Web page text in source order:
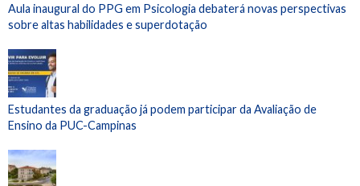
Aula inaugural do PPG em Psicologia debaterá novas perspectivas
sobre altas habilidades e superdotação
Estudantes da graduação já podem participar da Avaliação de
Ensino da PUC-Campinas